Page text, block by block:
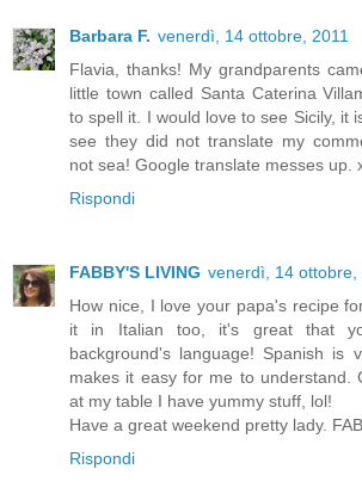
Barbara F. venerdì, 14 ottobre, 2011
Flavia, thanks! My grandparents
little town called Santa Caterina
to spell it. I would love to see Sicily, it
see they did not translate my
not sea! Google translate messes up.
Rispondi
FABBY'S LIVING venerdì, 14 ottobre,
How nice, I love your papa's recipe
it in Italian too, it's great that
background's language! Spanish is
makes it easy for me to understand.
at my table I have yummy stuff, lol!
Have a great weekend pretty lady.
Rispondi